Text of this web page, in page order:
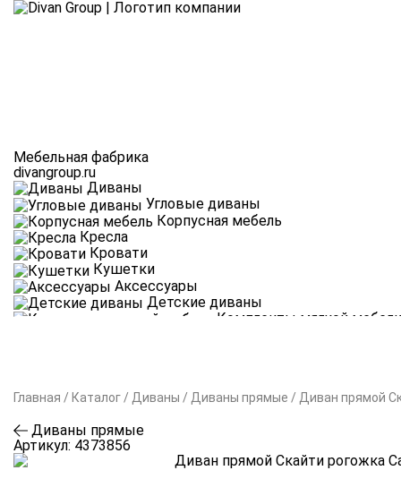
Мебельная фабрика
divangroup.ru
Диваны
Угловые диваны
Корпусная мебель
Кресла
Кровати
Кушетки
Аксессуары
Детские диваны
Комплекты мягкой мебели
Главная / Каталог / Диваны / Диваны прямые / Диван прямой
Диваны прямые
Артикул: 4373856